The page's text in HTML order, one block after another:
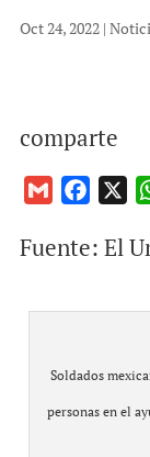
Oct 24, 2022|
comparte
a
c
Fuente: El
Soldados
personas en el